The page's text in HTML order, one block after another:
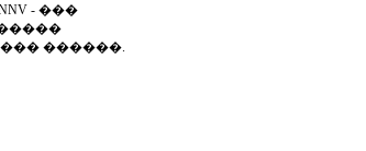
- ���
������.